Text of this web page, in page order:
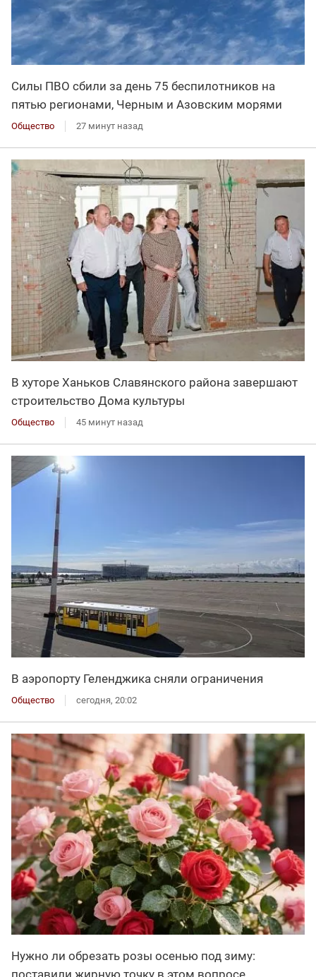
Силы ПВО сбили за день 75 беспилотников на
пятью регионами, Черным и Азовским морями
Общество 27 минут назад
В хуторе Ханьков Славянского района завершают
строительство Дома культуры
Общество 45 минут назад
В аэропорту Геленджика сняли ограничения
Общество сегодня, 20:02
Нужно ли обрезать розы осенью под зиму: